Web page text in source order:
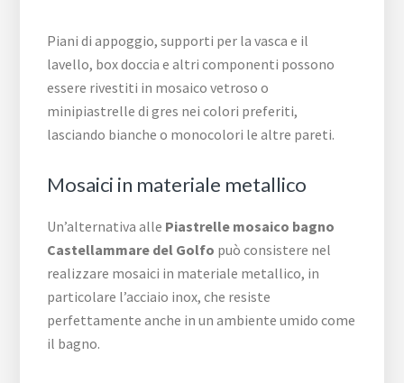
Piani di appoggio, supporti per la vasca e il
lavello, box doccia e altri componenti possono
essere rivestiti in mosaico vetroso o
minipiastrelle di gres nei colori preferiti,
lasciando bianche o monocolori le altre pareti.
Mosaici in materiale metallico
Un’alternativa alle Piastrelle mosaico bagno
Castellammare del Golfo può consistere nel
realizzare mosaici in materiale metallico, in
particolare l’acciaio inox, che resiste
perfettamente anche in un ambiente umido come
il bagno.